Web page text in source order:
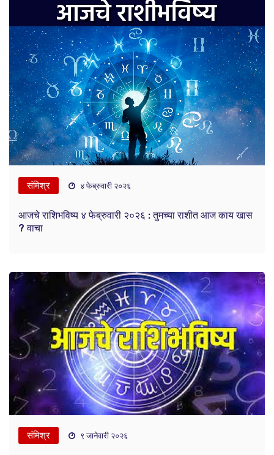
संमिश्र ४ फेब्रुवारी २०२६
आजचे राशिभविष्य ४ फेब्रुवारी २०२६ : तुमच्या राशीत आज काय खास
? वाचा
संमिश्र ९ जानेवारी २०२६